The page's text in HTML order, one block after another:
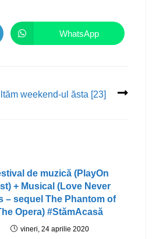
WhatsApp
weekend-ul ăsta [23]
de muzică (PlayOn
+ Musical (Love Never
– sequel The Phantom of
Opera) #StămAcasă
vineri, 24 aprilie 2020